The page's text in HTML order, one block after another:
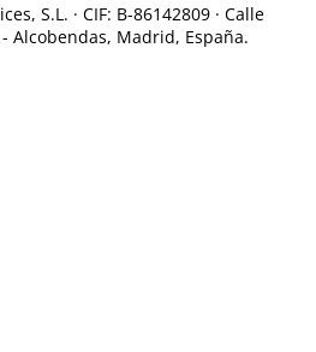
S.L. · CIF: B-86142809 · Calle
Alcobendas, Madrid, España.